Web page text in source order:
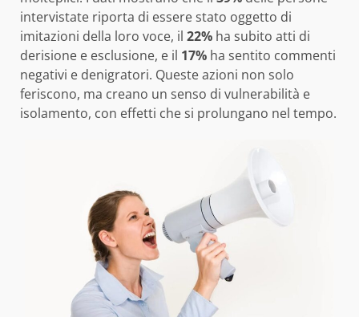
intervistate riporta di essere stato oggetto di
imitazioni della loro voce, il 22% ha subito atti di
derisione e esclusione, e il 17% ha sentito commenti
negativi e denigratori. Queste azioni non solo
feriscono, ma creano un senso di vulnerabilità e
isolamento, con effetti che si prolungano nel tempo.